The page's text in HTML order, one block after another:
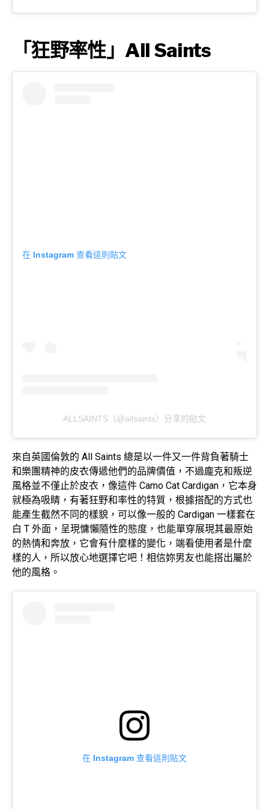
「狂野率性」All Saints
在 Instagram 查看這則貼文
ALLSAINTS（@allsaints）分享的貼文
來自英國倫敦的 All Saints 總是以一件又一件背負著騎士
和樂團精神的皮衣傳遞他們的品牌價值，不過龐克和叛逆
風格並不僅止於皮衣，像這件 Camo Cat Cardigan，它本身
就極為吸睛，有著狂野和率性的特質，根據搭配的方式也
能產生截然不同的樣貌，可以像一般的 Cardigan 一樣套在
白 T 外面，呈現慵懶隨性的態度，也能單穿展現其最原始
的熱情和奔放，它會有什麼樣的變化，端看使用者是什麼
樣的人，所以放心地選擇它吧！相信妳男友也能搭出屬於
他的風格。
在 Instagram 查看這則貼文